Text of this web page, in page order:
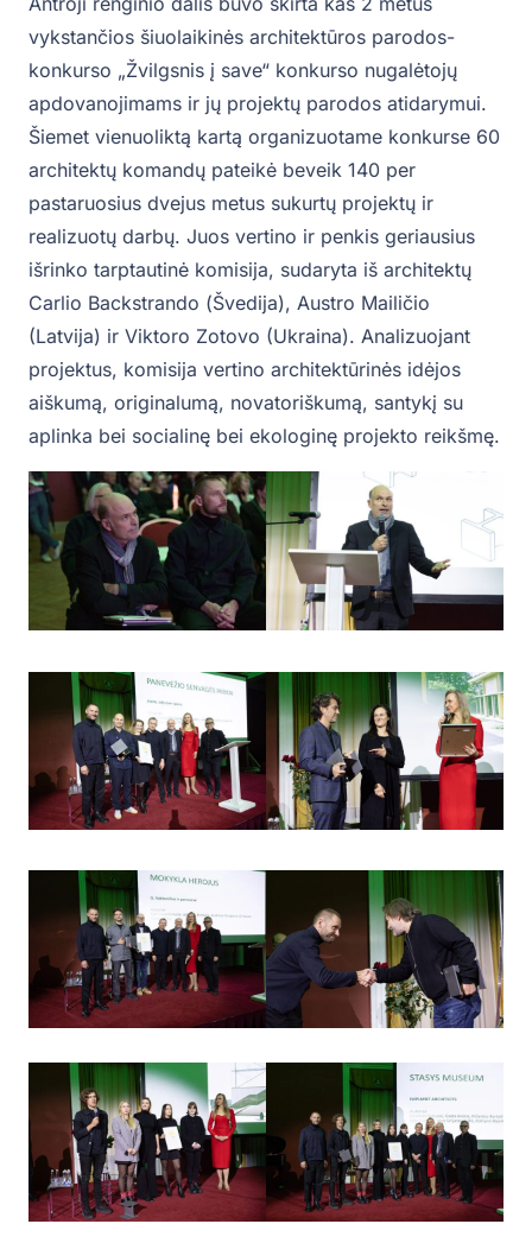
vykstančios šiuolaikinės architektūros parodos-
konkurso „Žvilgsnis į save“ konkurso nugalėtojų
apdovanojimams ir jų projektų parodos atidarymui.
Šiemet vienuoliktą kartą organizuotame konkurse 60
architektų komandų pateikė beveik 140 per
pastaruosius dvejus metus sukurtų projektų ir
realizuotų darbų. Juos vertino ir penkis geriausius
išrinko tarptautinė komisija, sudaryta iš architektų
Carlio Backstrando (Švedija), Austro Mailičio
(Latvija) ir Viktoro Zotovo (Ukraina). Analizuojant
projektus, komisija vertino architektūrinės idėjos
aiškumą, originalumą, novatoriškumą, santykį su
aplinka bei socialinę bei ekologinę projekto reikšmę.